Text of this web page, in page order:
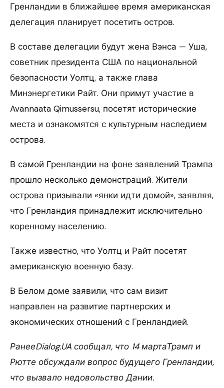
Гренландии в ближайшее время американская
делегация планирует посетить остров.
В составе делегации будут жена Вэнса — Уша,
советник президента США по национальной
безопасности Уолтц, а также глава
Минэнергетики Райт. Они примут участие в
Avannaata Qimussersu, посетят исторические
места и ознакомятся с культурным наследием
острова.
В самой Гренландии на фоне заявлений Трампа
прошло несколько демонстраций. Жители
острова призывали «янки идти домой», заявляя,
что Гренландия принадлежит исключительно
коренному населению.
Также известно, что Уолтц и Райт посетят
американскую военную базу.
В Белом доме заявили, что сам визит
направлен на развитие партнерских и
экономических отношений с Гренландией.
РанееDialog.UA сообщал, что 14 мартаТрамп и
Рютте обсуждали вопрос будущего Гренландии,
что вызвало недовольство Дании.